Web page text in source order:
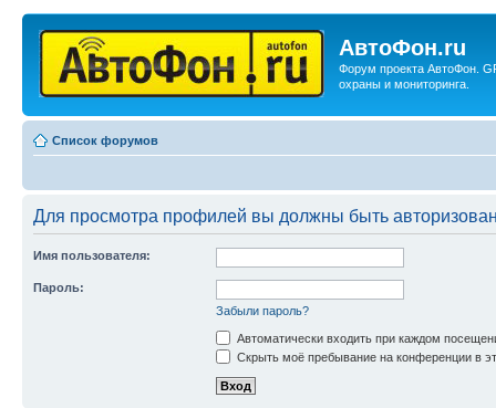
АвтоФон.ru
Форум проекта АвтоФон.
охраны и мониторинга.
Список форумов
Для просмотра профилей вы должны быть
Имя пользователя:
Пароль:
Забыли пароль?
Автоматически входить при каждом
Скрыть моё пребывание на конференции в